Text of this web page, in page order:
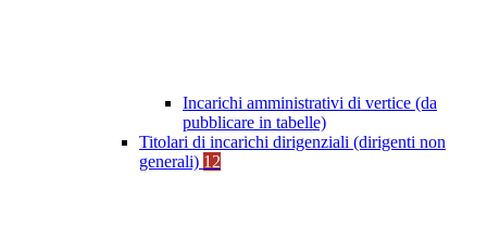
Incarichi amministrativi di vertice (da
pubblicare in tabelle)
Titolari di incarichi dirigenziali (dirigenti non
generali) 12